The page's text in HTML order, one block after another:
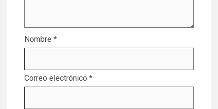
Nombre *
Correo electrónico *